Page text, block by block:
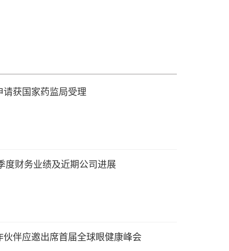
获国家药监局受理
度财务业绩及近期公司进展
伴应邀出席首届全球眼健康峰会